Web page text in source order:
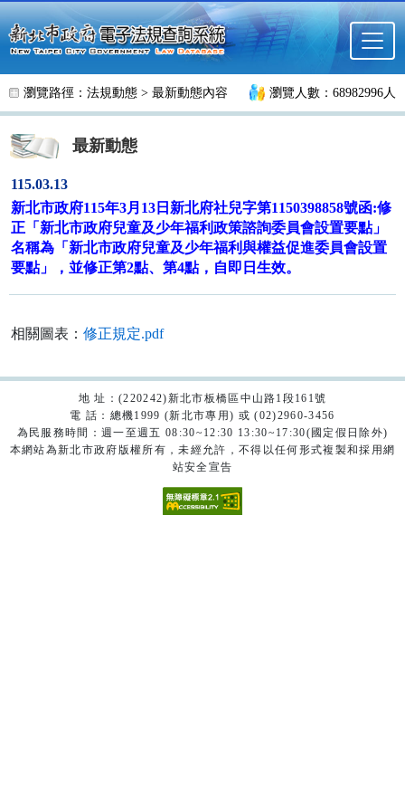
跳至主要內容
瀏覽路徑： 法規動態 > 最新動態內容 瀏覽人數：68982996人
最新動態
115.03.13
新北市政府115年3月13日新北府社兒字第1150398858號函:修
正「新北市政府兒童及少年福利政策諮詢委員會設置要點」
名稱為「新北市政府兒童及少年福利與權益促進委員會設置
要點」，並修正第2點、第4點，自即日生效。
相關圖表： 修正規定.pdf
地 址：(220242)新北市板橋區中山路1段161號
電 話：總機1999 (新北市專用) 或 (02)2960-3456
為民服務時間：週一至週五 08:30~12:30 13:30~17:30(國定假日除外)
本網站為新北市政府版權所有，未經允許，不得以任何形式複製和採用網
站安全宣告